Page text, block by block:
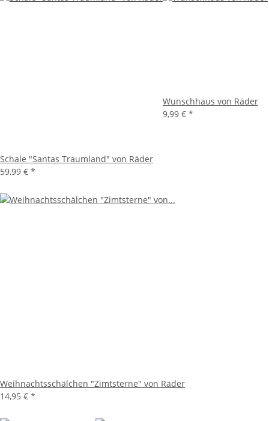
Schale "Santas Traumland" von Räder
59,99 € *
Wunschhaus von Räder
9,99 € *
Weihnachtsschälchen "Zimtsterne" von Räder
14,95 € *